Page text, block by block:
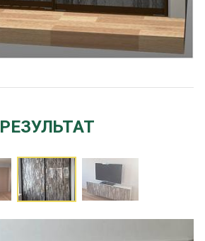
РЕЗУЛЬТАТ